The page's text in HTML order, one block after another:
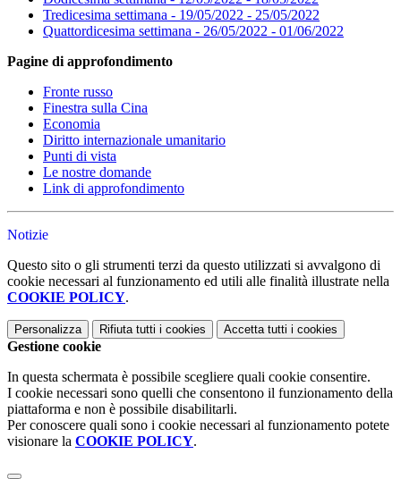
Tredicesima settimana - 19/05/2022 - 25/05/2022
Quattordicesima settimana - 26/05/2022 - 01/06/2022
Pagine di approfondimento
Fronte russo
Finestra sulla Cina
Economia
Diritto internazionale umanitario
Punti di vista
Le nostre domande
Link di approfondimento
Notizie
Questo sito o gli strumenti terzi da questo utilizzati si avvalgono di
cookie necessari al funzionamento ed utili alle finalità illustrate nella
COOKIE POLICY.
Personalizza Rifiuta tutti i cookies Accetta tutti i cookies
Gestione cookie
In questa schermata è possibile scegliere quali cookie consentire.
I cookie necessari sono quelli che consentono il funzionamento della
piattaforma e non è possibile disabilitarli.
Per conoscere quali sono i cookie necessari al funzionamento potete
visionare la COOKIE POLICY.